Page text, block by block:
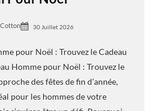
30 Juillet 2026
pour Noël : Trouvez le Cadeau
Homme pour Noël : Trouvez le
des fêtes de fin d’année,
pour les hommes de votre